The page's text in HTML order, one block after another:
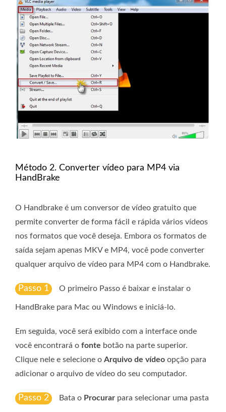
Método 2. Converter vídeo para MP4 via
HandBrake
O Handbrake é um conversor de vídeo gratuito que
permite converter de forma fácil e rápida vários vídeos
nos formatos que você deseja. Embora os formatos de
saída sejam apenas MKV e MP4, você pode converter
qualquer arquivo de vídeo para MP4 com o Handbrake.
Passo 1 O primeiro Passo é baixar e instalar o
HandBrake para Mac ou Windows e iniciá-lo.
Em seguida, você será exibido com a interface onde
você encontrará o fonte botão na parte superior.
Clique nele e selecione o Arquivo de vídeo opção para
adicionar o arquivo de vídeo do seu computador.
Passo 2 Bata o Procurar para selecionar uma pasta